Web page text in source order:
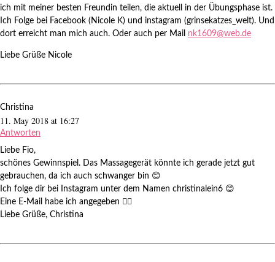
ich mit meiner besten Freundin teilen, die aktuell in der Übungsphase ist.
Ich Folge bei Facebook (Nicole K) und instagram (grinsekatzes_welt). Und
dort erreicht man mich auch. Oder auch per Mail nk1609@web.de
Liebe Grüße Nicole
Christina
11. May 2018 at 16:27
Antworten
Liebe Fio,
schönes Gewinnspiel. Das Massagegerät könnte ich gerade jetzt gut
gebrauchen, da ich auch schwanger bin 😊
Ich folge dir bei Instagram unter dem Namen christinalein6 😊
Eine E-Mail habe ich angegeben 👍🏻
Liebe Grüße, Christina